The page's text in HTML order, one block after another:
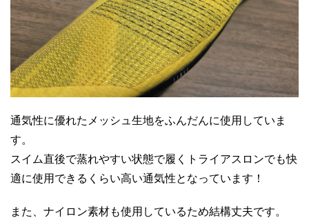
通気性に優れたメッシュ生地をふんだんに使用していま
す。
スイム直後で蒸れやすい状態で履くトライアスロンでも快
適に使用できるくらい高い通気性となっています！
また、ナイロン素材も使用しているため結構丈夫です。